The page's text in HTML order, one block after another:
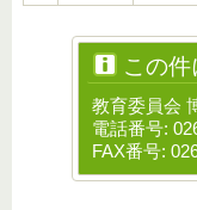
この
教育委員会
電話番号:
FAX番号: